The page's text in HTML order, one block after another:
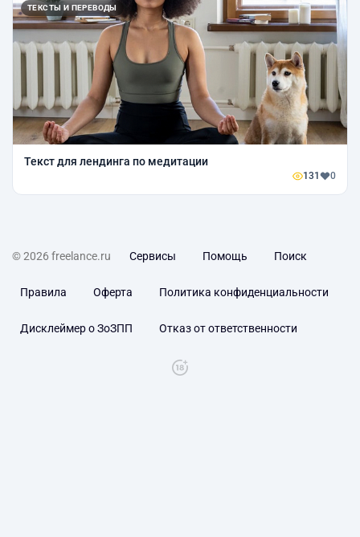
ТЕКСТЫ И ПЕРЕВОДЫ
Текст для лендинга по медитации
131 0
© 2026 freelance.ru Сервисы Помощь Поиск
Правила Оферта Политика конфиденциальности
Дисклеймер о ЗоЗПП Отказ от ответственности